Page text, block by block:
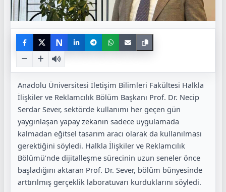
N
Anadolu Üniversitesi İletişim Bilimleri Fakültesi Halkla
İlişkiler ve Reklamcılık Bölüm Başkanı Prof. Dr. Necip
Serdar Sever, sektörde kullanımı her geçen gün
yaygınlaşan yapay zekanın sadece uygulamada
kalmadan eğitsel tasarım aracı olarak da kullanılması
gerektiğini söyledi. Halkla İlişkiler ve Reklamcılık
Bölümü’nde dijitalleşme sürecinin uzun seneler önce
başladığını aktaran Prof. Dr. Sever, bölüm bünyesinde
arttırılmış gerçeklik laboratuvarı kurduklarını söyledi.